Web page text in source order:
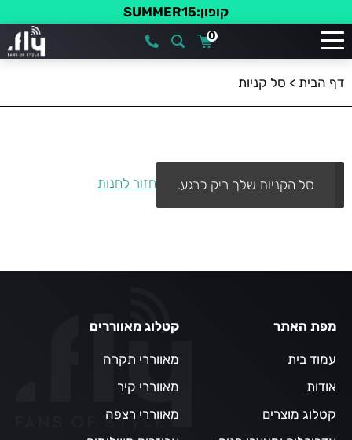
קופון:SUMMER15
0
דף הבית > סל קניות
סל הקניות שלך ריק כרגע. חזור לחנות
מפת האתר
עמוד בית
אודות
קטלוג מוצרים
קטלוג מאווררים
מאווררי תקרה
מאווררי קיר
מאווררי רצפה